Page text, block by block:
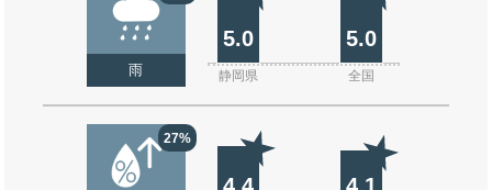
雨
5.0 5.0
静岡県 全国
27%
4.4 4.1